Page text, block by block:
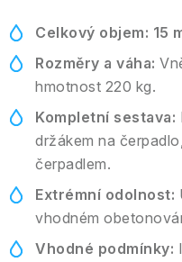
Celkový objem: 15
Rozměry a váha:
hmotnost 220 kg.
Kompletní sestava:
držákem na
čerpadlem.
Extrémní odolnost:
vhodném
Vhodné podmínky: